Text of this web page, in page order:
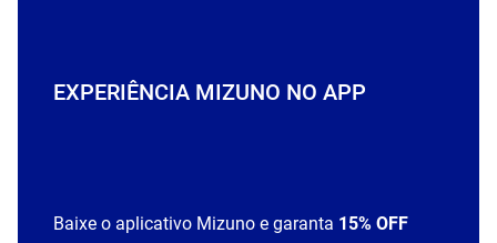
EXPERIÊNCIA MIZUNO NO APP
Baixe o aplicativo Mizuno e garanta 15% OFF